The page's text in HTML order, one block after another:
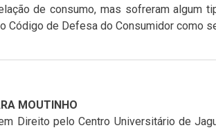
de consumo, mas sofreram algum
Código de Defesa do Consumidor como
MOUTINHO
Direito pelo Centro Universitário de